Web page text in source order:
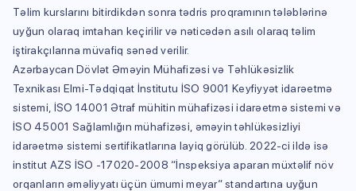
Təlim kurslarını bitirdikdən sonra tədris proqramının tələblərinə
uyğun olaraq imtahan keçirilir və nəticədən asılı olaraq təlim
iştirakçılarına müvafiq sənəd verilir.
Azərbaycan Dövlət Əməyin Mühafizəsi və Təhlükəsizlik
Texnikası Elmi-Tədqiqat İnstitutu İSO 9001 Keyfiyyət idarəetmə
sistemi, İSO 14001 Ətraf mühitin mühafizəsi idarəetmə sistemi və
İSO 45001 Sağlamlığın mühafizəsi, əməyin təhlükəsizliyi
idarəetmə sistemi sertifikatlarına layiq görülüb. 2022-ci ildə isə
institut AZS İSO -17020-2008 “İnspeksiya aparan müxtəlif növ
orqanların əməliyyatı üçün ümumi meyar“ standartına uyğun